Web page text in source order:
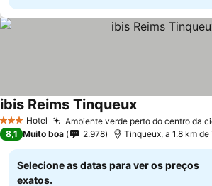
3 EstrelasHotel Ambiente verde perto do centro da
ibis Reims Tinqueux
8,1 Muito boa 2.978 Tinqueux, a 1.8 km
Selecione as datas para ver os preços
exatos.